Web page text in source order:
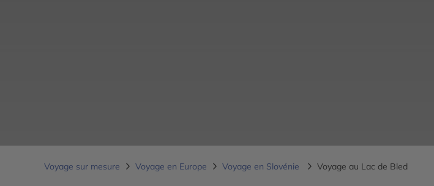
Voyage sur mesure Voyage en Europe Voyage en Slovénie Voyage au Lac de Bled